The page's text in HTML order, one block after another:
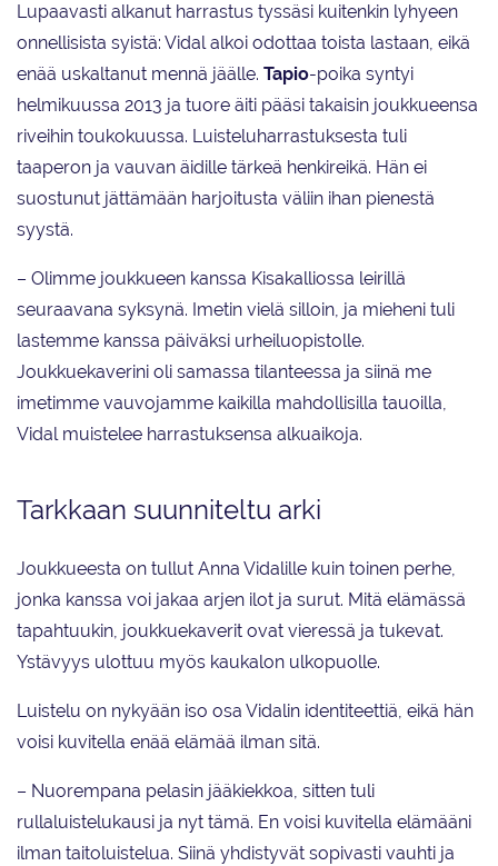
Lupaavasti alkanut harrastus tyssäsi kuitenkin lyhyeen
onnellisista syistä: Vidal alkoi odottaa toista lastaan, eikä
enää uskaltanut mennä jäälle. Tapio-poika syntyi
helmikuussa 2013 ja tuore äiti pääsi takaisin joukkueensa
riveihin toukokuussa. Luisteluharrastuksesta tuli
taaperon ja vauvan äidille tärkeä henkireikä. Hän ei
suostunut jättämään harjoitusta väliin ihan pienestä
syystä.
– Olimme joukkueen kanssa Kisakalliossa leirillä
seuraavana syksynä. Imetin vielä silloin, ja mieheni tuli
lastemme kanssa päiväksi urheiluopistolle.
Joukkuekaverini oli samassa tilanteessa ja siinä me
imetimme vauvojamme kaikilla mahdollisilla tauoilla,
Vidal muistelee harrastuksensa alkuaikoja.
Tarkkaan suunniteltu arki
Joukkueesta on tullut Anna Vidalille kuin toinen perhe,
jonka kanssa voi jakaa arjen ilot ja surut. Mitä elämässä
tapahtuukin, joukkuekaverit ovat vieressä ja tukevat.
Ystävyys ulottuu myös kaukalon ulkopuolle.
Luistelu on nykyään iso osa Vidalin identiteettiä, eikä hän
voisi kuvitella enää elämää ilman sitä.
– Nuorempana pelasin jääkiekkoa, sitten tuli
rullaluistelukausi ja nyt tämä. En voisi kuvitella elämääni
ilman taitoluistelua. Siinä yhdistyvät sopivasti vauhti ja